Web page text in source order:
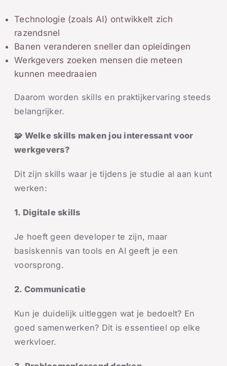
Technologie (zoals AI) ontwikkelt zich
razendsnel
Banen veranderen sneller dan opleidingen
Werkgevers zoeken mensen die meteen
kunnen meedraaien
Daarom worden skills en praktijkervaring steeds
belangrijker.
🧩 Welke skills maken jou interessant voor
werkgevers?
Dit zijn skills waar je tijdens je studie al aan kunt
werken:
1. Digitale skills
Je hoeft geen developer te zijn, maar
basiskennis van tools en AI geeft je een
voorsprong.
2. Communicatie
Kun je duidelijk uitleggen wat je bedoelt? En
goed samenwerken? Dit is essentieel op elke
werkvloer.